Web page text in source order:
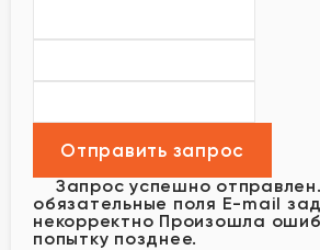
Запрос успешно отправлен.
обязательные поля E-mail
некорректно Произошла
попытку позднее.